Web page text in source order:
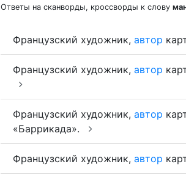
Ответы на сканворды, кроссворды к слову
Французский художник, автор
Французский художник, автор
Французский художник, автор
«Баррикада».
Французский художник, автор